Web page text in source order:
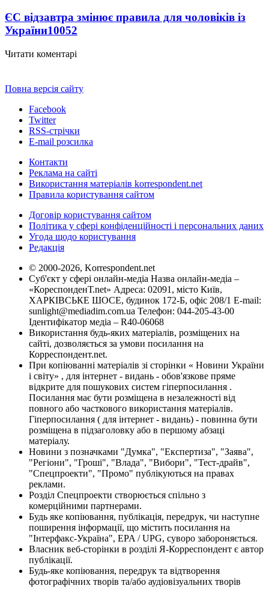
ЄС відзавтра змінює правила для чоловіків із
України10052
Читати коментарі
Повна версія сайту
Facebook
Twitter
RSS-стрічки
E-mail розсилка
Контакти
Реклама на сайті
Використання матеріалів korrespondent.net
Правила користування сайтом
Договір користування сайтом
Політика у сфері конфіденційності і персональних даних
Угода щодо користування
Редакція
© 2000-2026, Korrespondent.net
Суб'єкт у сфері онлайн-медіа Назва онлайн-медіа –
«КореспонденТ.net» Адреса: 02091, місто Київ,
ХАРКІВСЬКЕ ШОСЕ, будинок 172-Б, офіс 208/1 E-mail:
sunlight@mediadim.com.ua Телефон: 044-205-43-00
Ідентифікатор медіа – R40-06068
Використання будь-яких матеріалів, розміщених на
сайті, дозволяється за умови посилання на
Корреспондент.net.
При копіюванні матеріалів зі сторінки « Новини України
і світу» , для інтернет - видань - обов'язкове пряме
відкрите для пошукових систем гіперпосилання .
Посилання має бути розміщена в незалежності від
повного або часткового використання матеріалів.
Гіперпосилання ( для інтернет - видань) - повинна бути
розміщена в підзаголовку або в першому абзаці
матеріалу.
Новини з позначками "Думка", "Експертиза", "Заява",
"Регіони", "Гроші", "Влада", "Вибори", "Тест-драйв",
"Спецпроекти", "Промо" публікуються на правах
реклами.
Розділ Спецпроекти створюється спільно з
комерційними партнерами.
Будь яке копіювання, публікація, передрук, чи наступне
поширення інформації, що містить посилання на
"Інтерфакс-Україна", EPA / UPG, суворо забороняється.
Власник веб-сторінки в розділі Я-Корреспондент є автор
публікації.
Будь-яке копіювання, передрук та відтворення
фотографічних творів та/або аудіовізуальних творів